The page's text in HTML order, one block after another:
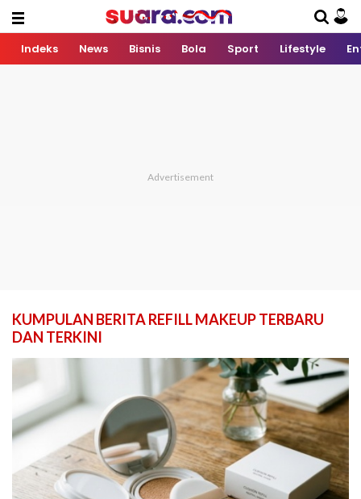
Indeks News Bisnis Bola Sport Lifestyle
KUMPULAN BERITA REFILL MAKEUP TERBARU
DAN TERKINI